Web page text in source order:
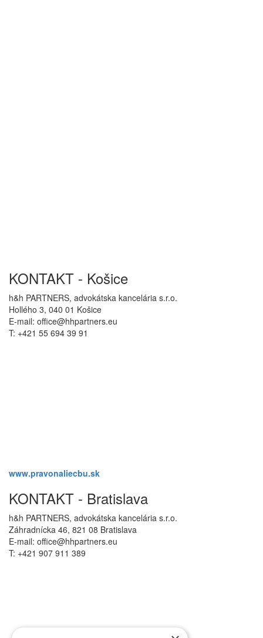
KONTAKT - Košice
h&h PARTNERS, advokátska kancelária s.r.o.
Hollého 3, 040 01 Košice
E-mail: office@hhpartners.eu
T: +421 55 694 39 91
www.pravonaliecbu.sk
KONTAKT - Bratislava
h&h PARTNERS, advokátska kancelária s.r.o.
Záhradnícka 46, 821 08 Bratislava
E-mail: office@hhpartners.eu
T: +421 907 911 389